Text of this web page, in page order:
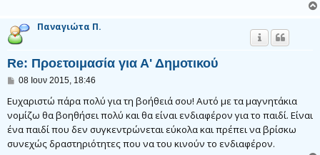
Παναγιώτα Π.
Re: Προετοιμασία για Α' Δημοτικού
Δ
μ
ο
σ
ί
υ
08 Ιουν 2015, 18:46
Ευχαριστώ πάρα πολύ για τη βοήθειά σου! Αυτό με τα μαγνητάκια
νομίζω θα βοηθήσει πολύ και θα είναι ενδιαφέρον για το παιδί. Είναι
ένα παιδί που δεν συγκεντρώνεται εύκολα και πρέπει να βρίσκω
συνεχώς δραστηριότητες που να του κινούν το ενδιαφέρον.